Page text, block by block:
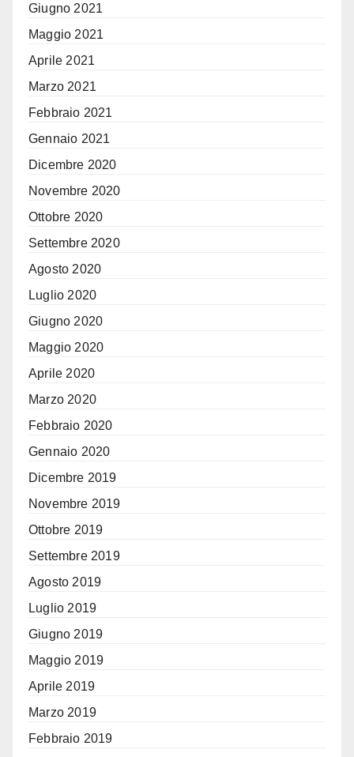
Giugno 2021
Maggio 2021
Aprile 2021
Marzo 2021
Febbraio 2021
Gennaio 2021
Dicembre 2020
Novembre 2020
Ottobre 2020
Settembre 2020
Agosto 2020
Luglio 2020
Giugno 2020
Maggio 2020
Aprile 2020
Marzo 2020
Febbraio 2020
Gennaio 2020
Dicembre 2019
Novembre 2019
Ottobre 2019
Settembre 2019
Agosto 2019
Luglio 2019
Giugno 2019
Maggio 2019
Aprile 2019
Marzo 2019
Febbraio 2019